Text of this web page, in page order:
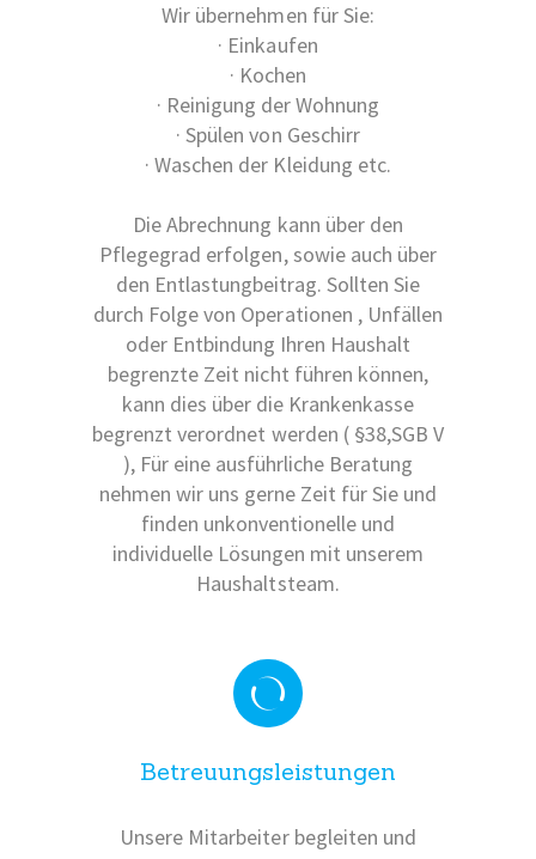
Wir übernehmen für Sie:
· Einkaufen
· Kochen
· Reinigung der Wohnung
· Spülen von Geschirr
· Waschen der Kleidung etc.
Die Abrechnung kann über den
Pflegegrad erfolgen, sowie auch über
den Entlastungbeitrag. Sollten Sie
durch Folge von Operationen , Unfällen
oder Entbindung Ihren Haushalt
begrenzte Zeit nicht führen können,
kann dies über die Krankenkasse
begrenzt verordnet werden ( §38,SGB V
), Für eine ausführliche Beratung
nehmen wir uns gerne Zeit für Sie und
finden unkonventionelle und
individuelle Lösungen mit unserem
Haushaltsteam.
Betreuungsleistungen
Unsere Mitarbeiter begleiten und